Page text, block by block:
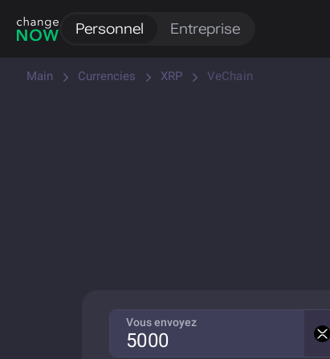
Personnel Entreprise
Main Currencies XRP VeChain
Vous envoyez